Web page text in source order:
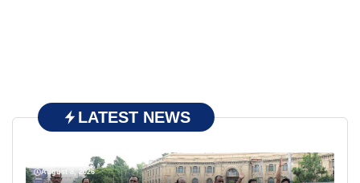
LATEST NEWS
August 8, 2026